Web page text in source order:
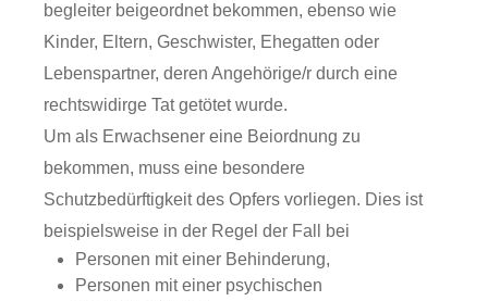
begleiter beigeordnet bekommen, ebenso wie
Kinder, Eltern, Geschwister, Ehegatten oder
Lebenspartner, deren Angehörige/r durch eine
rechtswidirge Tat getötet wurde.
Um als Erwachsener eine Beiordnung zu
bekommen, muss eine besondere
Schutzbedürftigkeit des Opfers vorliegen. Dies ist
beispielsweise in der Regel der Fall bei
Personen mit einer Behinderung,
Personen mit einer psychischen